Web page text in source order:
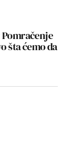
Pomračenje
šta ćemo da